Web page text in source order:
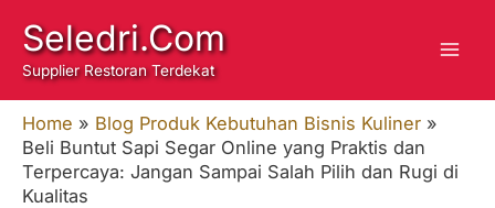
content
Seledri.Com
Supplier Restoran Terdekat
Home » Blog Produk Kebutuhan Bisnis Kuliner »
Beli Buntut Sapi Segar Online yang Praktis dan
Terpercaya: Jangan Sampai Salah Pilih dan Rugi di
Kualitas